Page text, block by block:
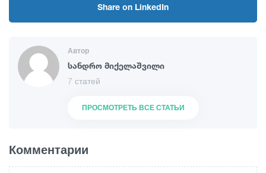
Share on LinkedIn
Автор
სანდრო მიქელაშვილი
7 статей
ПРОСМОТРЕТЬ ВСЕ СТАТЬИ
Комментарии